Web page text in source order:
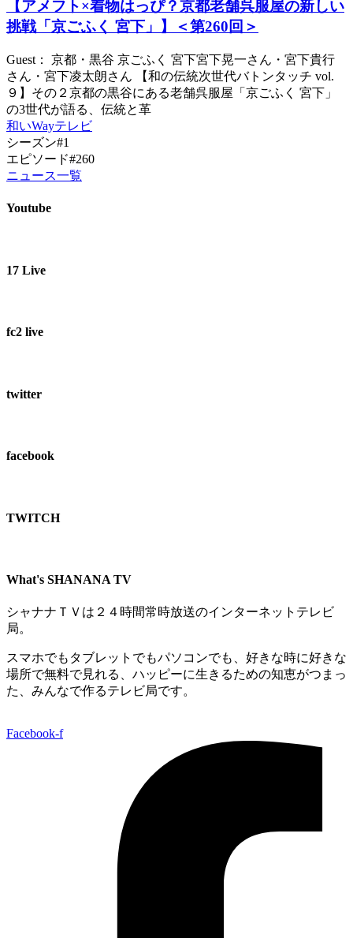
【アメフト×着物はっぴ？京都老舗呉服屋の新しい
挑戦「京ごふく 宮下」】＜第260回＞
Guest： 京都・黒谷 京ごふく 宮下宮下晃一さん・宮下貴行
さん・宮下凌太朗さん 【和の伝統次世代バトンタッチ vol.
９】その２京都の黒谷にある老舗呉服屋「京ごふく 宮下」
の3世代が語る、伝統と革
和いWayテレビ
シーズン#1
エピソード#260
ニュース一覧
Youtube
17 Live
fc2 live
twitter
facebook
TWITCH​
What's SHANANA TV
シャナナＴＶは２４時間常時放送のインターネットテレビ
局。
スマホでもタブレットでもパソコンでも、好きな時に好きな
場所で無料で見れる、 ハッピーに生きるための知恵がつまっ
た、みんなで作るテレビ局です。
Facebook-f